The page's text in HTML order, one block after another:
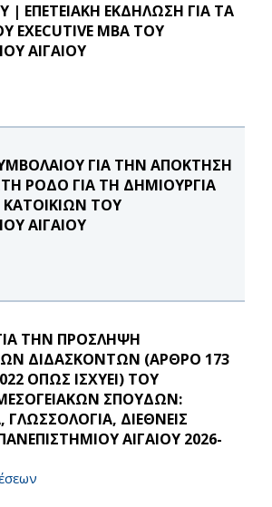
| ΕΠΕΤΕΙΑΚΗ ΕΚΔΗΛΩΣΗ ΓΙΑ ΤΑ
EXECUTIVE MBA ΤΟΥ
ΑΙΓΑΙΟΥ
ΓΙΑ ΤΗΝ ΑΠΟΚΤΗΣΗ
ΡΟΔΟ ΓΙΑ ΤΗ ΔΗΜΙΟΥΡΓΙΑ
ΤΟΥ
ΑΙΓΑΙΟΥ
ΤΗΝ ΠΡΟΣΛΗΨΗ
ΔΙΔΑΣΚΟΝΤΩΝ (ΑΡΘΡΟ 173
ΟΠΩΣ ΙΣΧΥΕΙ) ΤΟΥ
ΣΠΟΥΔΩΝ:
ΓΛΩΣΣΟΛΟΓΙΑ, ΔΙΕΘΝΕΙΣ
ΑΙΓΑΙΟΥ 2026-